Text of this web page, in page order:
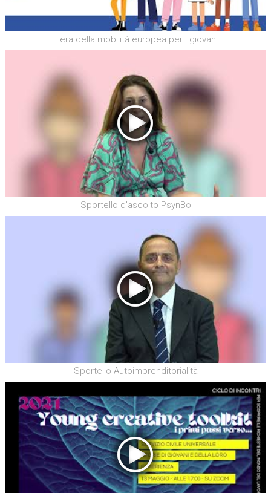
Fiera della mobilità europea per i giovani
Sportello d'ascolto PsynBo
Sportello Autoimprenditorialità